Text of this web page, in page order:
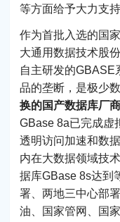
等方面给予大力支持
作为首批入选的国
大通用数据技术股
自主研发的GBASE
品的垄断，是极少数
换的国产数据库厂商
GBase 8a已完成虚
透明访问加速和数
内在大数据领域技
据库GBase 8s达到
署、两地三中心部
油、国家管网、国